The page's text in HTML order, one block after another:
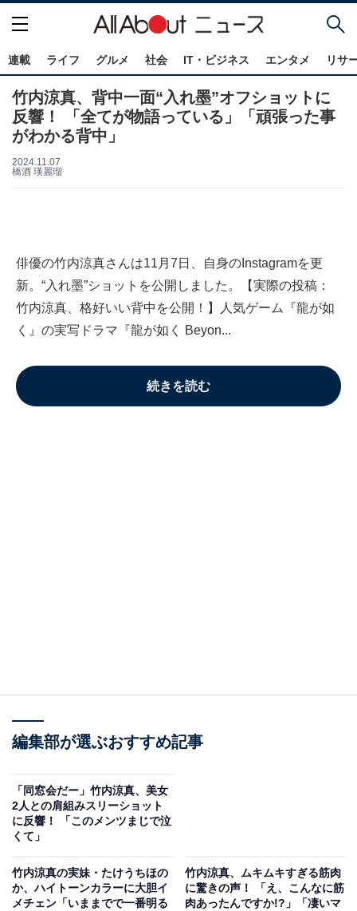
連載 ライフ グルメ 社会 IT・ビジネス エンタメ リサ
竹内涼真、背中一面“入れ墨”オフショットに
反響！ 「全てが物語っている」「頑張った事
がわかる背中」
2024.11.07
橋酒 瑛麗瑠
俳優の竹内涼真さんは11月7日、自身のInstagramを更
新。“入れ墨”ショットを公開しました。【実際の投稿：
竹内涼真、格好いい背中を公開！】人気ゲーム『龍が如
く』の実写ドラマ『龍が如く Beyon...
続きを読む
編集部が選ぶおすすめ記事
「同窓会だー」竹内涼真、美女
2人との肩組みスリーショット
に反響！ 「このメンツまじで泣
くて」
竹内涼真の実妹・たけうちほの
か、ハイトーンカラーに大胆イ
メチェン「いままでで一番明る
竹内涼真、ムキムキすぎる筋肉
に驚きの声！ 「え、こんなに筋
肉あったんですか!?」「凄いマ